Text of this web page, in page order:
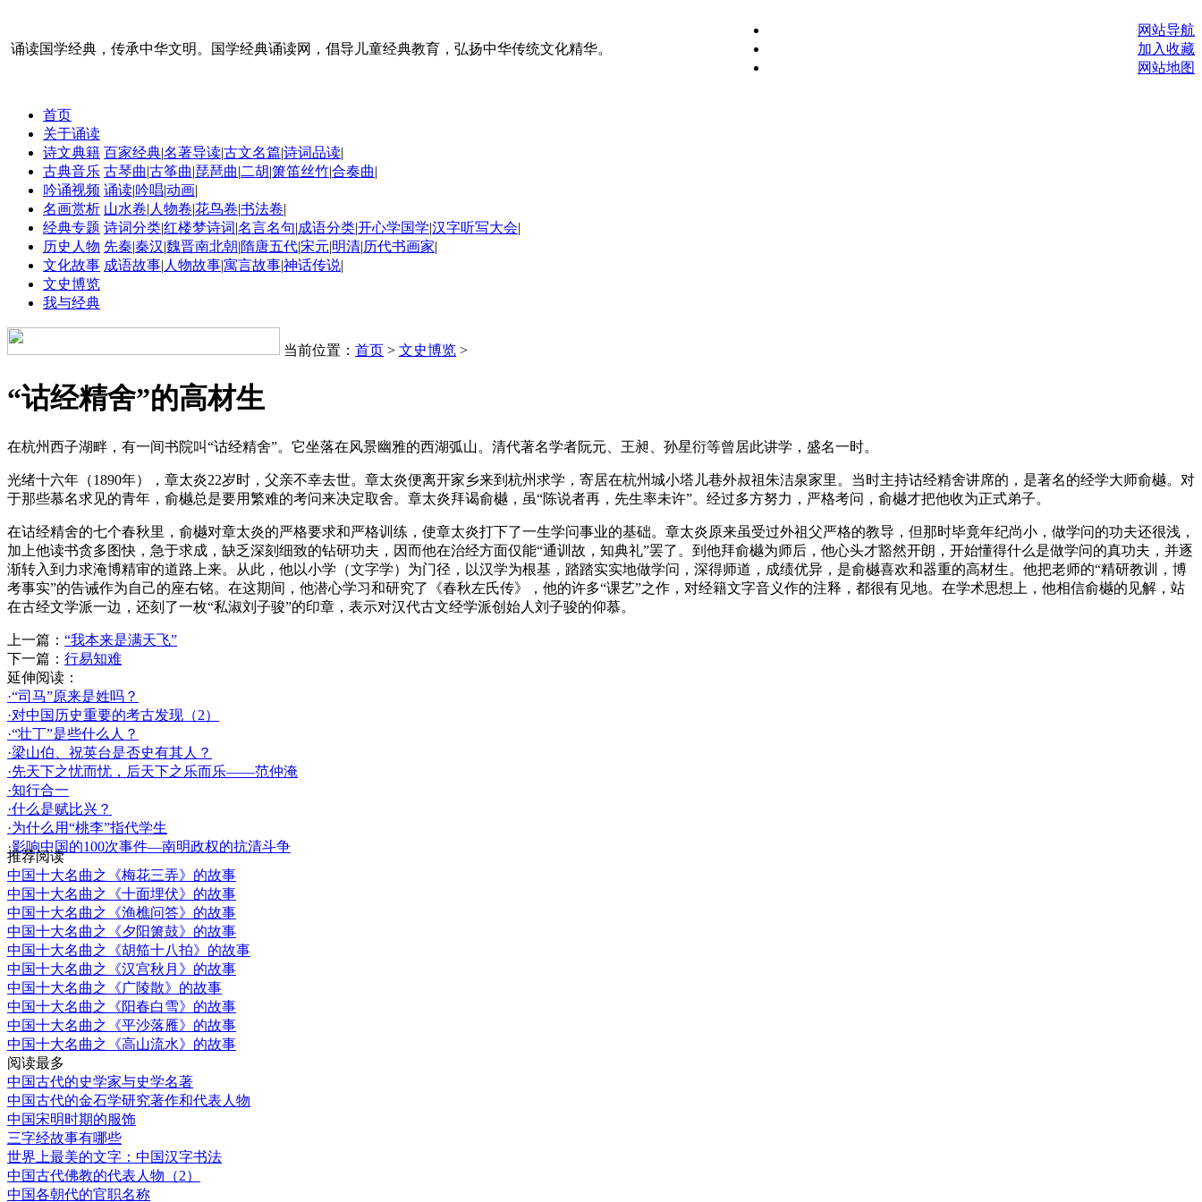
诵读国学经典，传承中华文明。国学经典诵读网，倡导儿童经典教育，弘扬中华传统文化精华。
网站导航
加入收藏
网站地图
首页
关于诵读
诗文典籍 百家经典|名著导读|古文名篇|诗词品读|
古典音乐 古琴曲|古筝曲|琵琶曲|二胡|箫笛丝竹|合奏曲|
吟诵视频 诵读|吟唱|动画|
名画赏析 山水卷| 人物卷|花鸟卷|书法卷|
经典专题 诗词分类|红楼梦诗词|名言名句|成语分类|开心学国学|汉字听写大会|
历史人物 先秦|秦汉|魏晋南北朝|隋唐五代|宋元|明清|历代书画家|
文化故事 成语故事| 人物故事|寓言故事|神话传说|
文史博览
我与经典
当前位置： 首页 > 文史博览 >
“诂经精舍”的高材生
在杭州西子湖畔，有一间书院叫“诂经精舍”。它坐落在风景幽雅的西湖弧山。清代著名学者阮元、王昶、孙星衍等曾居此讲学，盛名一时。
光绪十六年（1890年），章太炎22岁时，父亲不幸去世。章太炎便离开家乡来到杭州求学，寄居在杭州城小塔儿巷外叔祖朱洁泉家里。当时主持诂经精舍讲席的，是著名的经学大师俞樾。对
于那些慕名求见的青年，俞樾总是要用繁难的考问来决定取舍。章太炎拜谒俞樾，虽“陈说者再，先生率未许”。经过多方努力，严格考问，俞樾才把他收为正式弟子。
在诂经精舍的七个春秋里，俞樾对章太炎的严格要求和严格训练，使章太炎打下了一生学问事业的基础。章太炎原来虽受过外祖父严格的教导，但那时毕竟年纪尚小，做学问的功夫还很浅，
加上他读书贪多图快，急于求成，缺乏深刻细致的钻研功夫，因而他在治经方面仅能“通训故，知典礼”罢了。到他拜俞樾为师后，他心头才豁然开朗，开始懂得什么是做学问的真功夫，并逐
渐转入到力求淹博精审的道路上来。从此，他以小学（文字学）为门径，以汉学为根基，踏踏实实地做学问，深得师道，成绩优异，是俞樾喜欢和器重的高材生。他把老师的“精研教训，博
考事实”的告诫作为自己的座右铭。在这期间，他潜心学习和研究了《春秋左氏传》，他的许多“课艺”之作，对经籍文字音义作的注释，都很有见地。在学术思想上，他相信俞樾的见解，站
在古经文学派一边，还刻了一枚“私淑刘子骏”的印章，表示对汉代古文经学派创始人刘子骏的仰慕。
上一篇： “我本来是满天飞”
下一篇： 行易知难
延伸阅读：
·“司马”原来是姓吗？
·对中国历史重要的考古发现（2）
·“壮丁”是些什么人？
·梁山伯、祝英台是否史有其人？
·先天下之忧而忧，后天下之乐而乐——范仲淹
·知行合一
·什么是赋比兴？
·为什么用“桃李”指代学生
·影响中国的100次事件—南明政权的抗清斗争
推荐阅读
中国十大名曲之《梅花三弄》的故事
中国十大名曲之《十面埋伏》的故事
中国十大名曲之《渔樵问答》的故事
中国十大名曲之《夕阳箫鼓》的故事
中国十大名曲之《胡笳十八拍》的故事
中国十大名曲之《汉宫秋月》的故事
中国十大名曲之《广陵散》的故事
中国十大名曲之《阳春白雪》的故事
中国十大名曲之《平沙落雁》的故事
中国十大名曲之《高山流水》的故事
阅读最多
中国古代的史学家与史学名著
中国古代的金石学研究著作和代表人物
中国宋明时期的服饰
三字经故事有哪些
世界上最美的文字：中国汉字书法
中国古代佛教的代表人物（2）
中国各朝代的官职名称